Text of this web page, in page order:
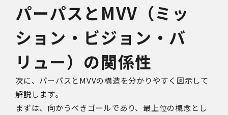
パーパスとMVV（ミッ
ション・ビジョン・バ
リュー）の関係性
次に、パーパスとMVVの構造を分かりやすく図示して
解説します。
まずは、向かうべきゴールであり、最上位の概念とし